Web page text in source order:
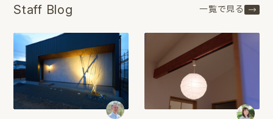
Staff Blog 一覧で見る